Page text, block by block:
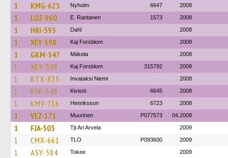
1 KMG-623 Nyholm 6647 2008
1 LOZ-960 E. Rantanen 1573 2008
1 HRI-593 Dahl 2008
1 XEY-598 Kaj Forsblom 2008
1 GKM-347 Mäkela 2008
1 XEY-598 Kaj Forsblom 315792 2008
1 BTX-835 Invataksi Niemi 2008
1 RSK-648 Kivistö 6645 2008
1 KMV-716 Henriksson 6723 2008
1 VEZ-171 Muurinen P077573 04.2008
1 FJA-503 Tjt Ari Arvela 2009
1 CMX-661 TLO P093600 2009
1 ASY-584 Tokee 2009